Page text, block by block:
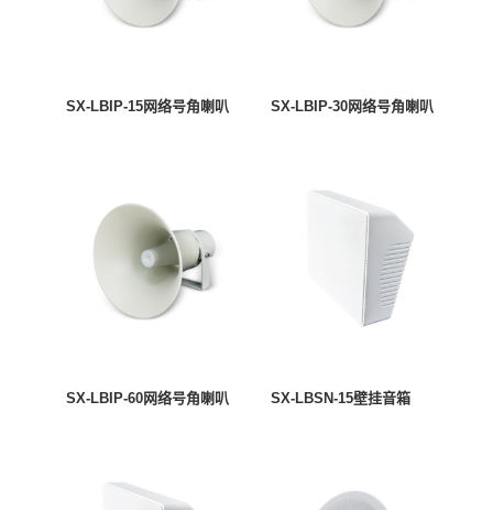
SX-LBIP-15网络号角喇叭 SX-LBIP-30网络号角喇叭
SX-LBIP-60网络号角喇叭 SX-LBSN-15壁挂音箱